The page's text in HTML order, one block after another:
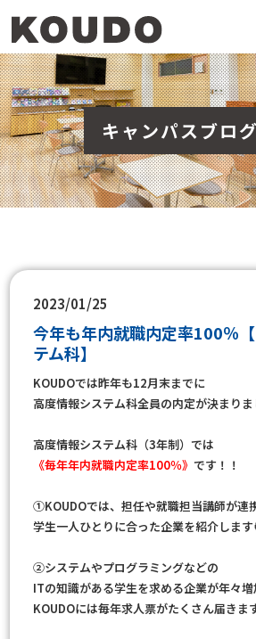
キャンパスブロ
2023/01/25
今年も年内就職内定率100％
テム科】
KOUDOでは昨年も12月末までに
高度情報システム科全員の内定が決まり
高度情報システム科（3年制）では
《毎年年内就職内定率100％》 です！！
①KOUDOでは、担任や就職担当講師が連携
学生一人ひとりに合った企業を紹介します
②システムやプログラミングなどの
ITの知識がある学生を求める企業が年々増
KOUDOには毎年求人票がたくさん届きま